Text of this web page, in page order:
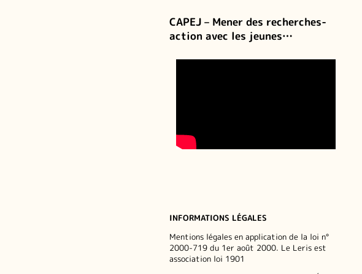
CAPEJ – Mener des recherches-
action avec les jeunes…
INFORMATIONS LÉGALES
Mentions légales en application de la loi n°
2000-719 du 1er août 2000. Le Leris est
association loi 1901